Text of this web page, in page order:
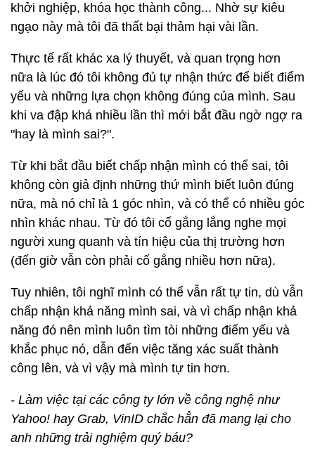
khởi nghiệp, khóa học thành công... Nhờ sự kiêu
ngạo này mà tôi đã thất bại thảm hại vài lần.
Thực tế rất khác xa lý thuyết, và quan trọng hơn
nữa là lúc đó tôi không đủ tự nhận thức để biết điểm
yếu và những lựa chọn không đúng của mình. Sau
khi va đập khá nhiều lần thì mới bắt đầu ngờ ngợ ra
"hay là mình sai?".
Từ khi bắt đầu biết chấp nhận mình có thể sai, tôi
không còn giả định những thứ mình biết luôn đúng
nữa, mà nó chỉ là 1 góc nhìn, và có thể có nhiều góc
nhìn khác nhau. Từ đó tôi cố gắng lắng nghe mọi
người xung quanh và tín hiệu của thị trường hơn
(đến giờ vẫn còn phải cố gắng nhiều hơn nữa).
Tuy nhiên, tôi nghĩ mình có thể vẫn rất tự tin, dù vẫn
chấp nhận khả năng mình sai, và vì chấp nhận khả
năng đó nên mình luôn tìm tòi những điểm yếu và
khắc phục nó, dẫn đến việc tăng xác suất thành
công lên, và vì vậy mà mình tự tin hơn.
- Làm việc tại các công ty lớn về công nghệ như
Yahoo! hay Grab, VinID chắc hẳn đã mang lại cho
anh những trải nghiệm quý báu?